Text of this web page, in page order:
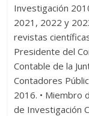
Investigación
2021, 2022 y
revistas
Presidente del
Contable de la
Contadores
2016. • Miembro
de Investigación